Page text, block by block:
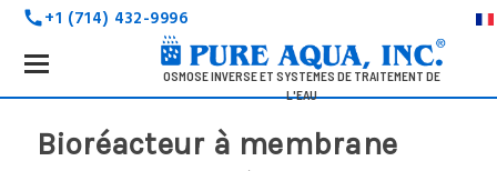
call+1 (714) 432-9996
OSMOSE INVERSE ET SYSTÈMES DE TRAITEMENT DE
L'EAU
Search
Keyword:
Bioréacteur à membrane